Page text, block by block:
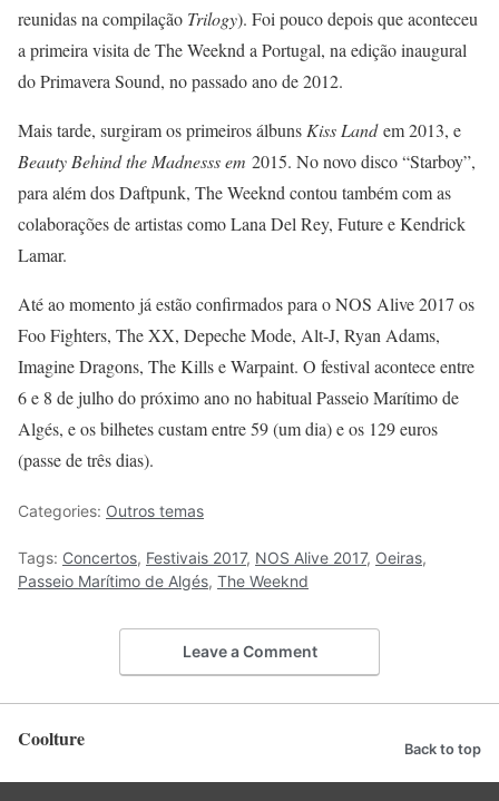
reunidas na compilação Trilogy). Foi pouco depois que aconteceu
a primeira visita de The Weeknd a Portugal, na edição inaugural
do Primavera Sound, no passado ano de 2012.
Mais tarde, surgiram os primeiros álbuns Kiss Landem 2013, e
Beauty Behind the Madnesss em 2015. No novo disco “Starboy”,
para além dos Daftpunk, The Weeknd contou também com as
colaborações de artistas como Lana Del Rey, Future e Kendrick
Lamar.
Até ao momento já estão confirmados para o NOS Alive 2017 os
Foo Fighters, The XX, Depeche Mode, Alt-J, Ryan Adams,
Imagine Dragons, The Kills e Warpaint. O festival acontece entre
6 e 8 de julho do próximo ano no habitual Passeio Marítimo de
Algés, e os bilhetes custam entre 59 (um dia) e os 129 euros
(passe de três dias).
Categories: Outros temas
Tags: Concertos, Festivais 2017, NOS Alive 2017, Oeiras,
Passeio Marítimo de Algés, The Weeknd
Leave a Comment
Coolture Back to top